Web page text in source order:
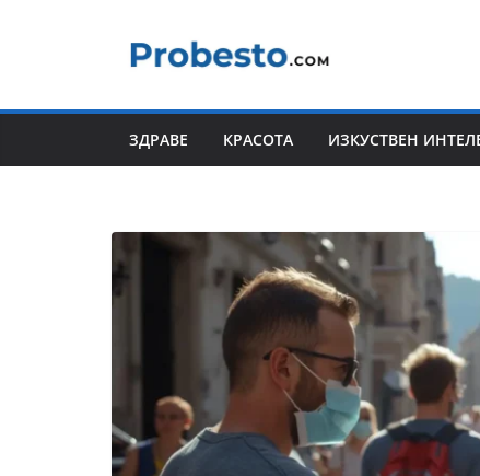
ЗДРАВЕ КРАСОТА ИЗКУСТВЕН